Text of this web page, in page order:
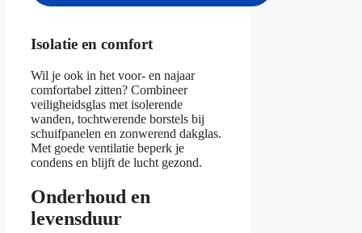
Isolatie en comfort
Wil je ook in het voor- en najaar
comfortabel zitten? Combineer
veiligheidsglas met isolerende
wanden, tochtwerende borstels bij
schuifpanelen en zonwerend dakglas.
Met goede ventilatie beperk je
condens en blijft de lucht gezond.
Onderhoud en
levensduur